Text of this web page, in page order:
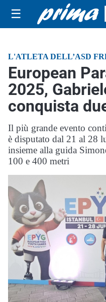
☰
L'ATLETA DELL’ASD
European
2025,
conquista
Il più grande evento
è disputato dal 21 al 28
insieme alla guida
100 e 400 metri